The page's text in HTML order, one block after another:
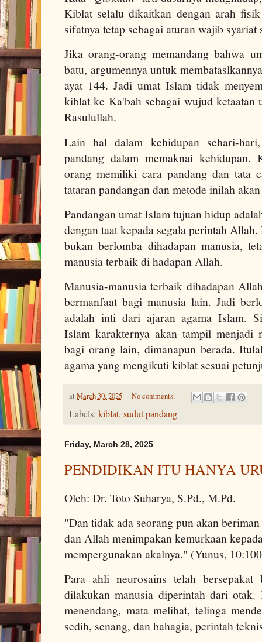
Kiblat selalu dikaitkan dengan arah
sifatnya tetap sebagai aturan wajib
Jika orang-orang memandang bahwa
batu, argumennya untuk
ayat 144. Jadi umat Islam tidak
kiblat ke Ka'bah sebagai wujud
Rasulullah.
Lain hal dalam kehidupan sehari-
pandang dalam memaknai kehidupan.
orang memiliki cara pandang dan tata
tataran pandangan dan metode inilah
Pandangan umat Islam tujuan hidup
dengan taat kepada segala perintah
bukan berlomba dihadapan manusia,
manusia terbaik di hadapan Allah.
Manusia-manusia terbaik dihadapan
bermanfaat bagi manusia lain. Jadi
adalah inti dari ajaran agama Islam.
Islam karakternya akan tampil menjadi
bagi orang lain, dimanapun berada.
agama yang mengikuti kiblat sesuai
at March 30, 2025 No comments:
Labels: kiblat, sudut pandang
Friday, March 28, 2025
PENDIDIKAN ITU HANYA
Oleh: Dr. Toto Suharya, S.Pd., M.Pd.
"Dan tidak ada seorang pun akan
dan Allah menimpakan kemurkaan
mempergunakan akalnya." (Yunus,
Para ahli neurosains telah bersepakat
dilakukan manusia diperintah dari
menendang, mata melihat, telinga
sedih, senang, dan bahagia, perintah